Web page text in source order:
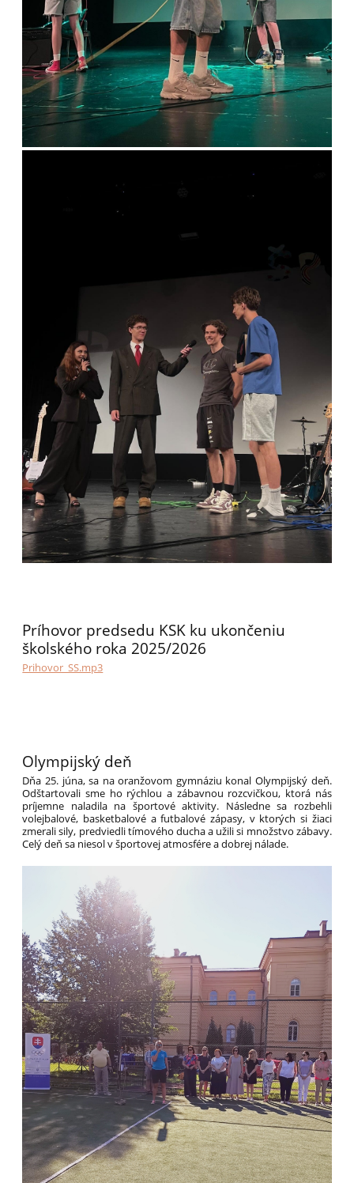
Príhovor predsedu KSK ku ukončeniu
školského roka 2025/2026
Prihovor_SS.mp3
Olympijský deň
Dňa 25. júna, sa na oranžovom gymnáziu konal Olympijský deň.
Odštartovali sme ho rýchlou a zábavnou rozcvičkou, ktorá nás
príjemne naladila na športové aktivity. Následne sa rozbehli
volejbalové, basketbalové a futbalové zápasy, v ktorých si žiaci
zmerali sily, predviedli tímového ducha a užili si množstvo zábavy.
Celý deň sa niesol v športovej atmosfére a dobrej nálade.